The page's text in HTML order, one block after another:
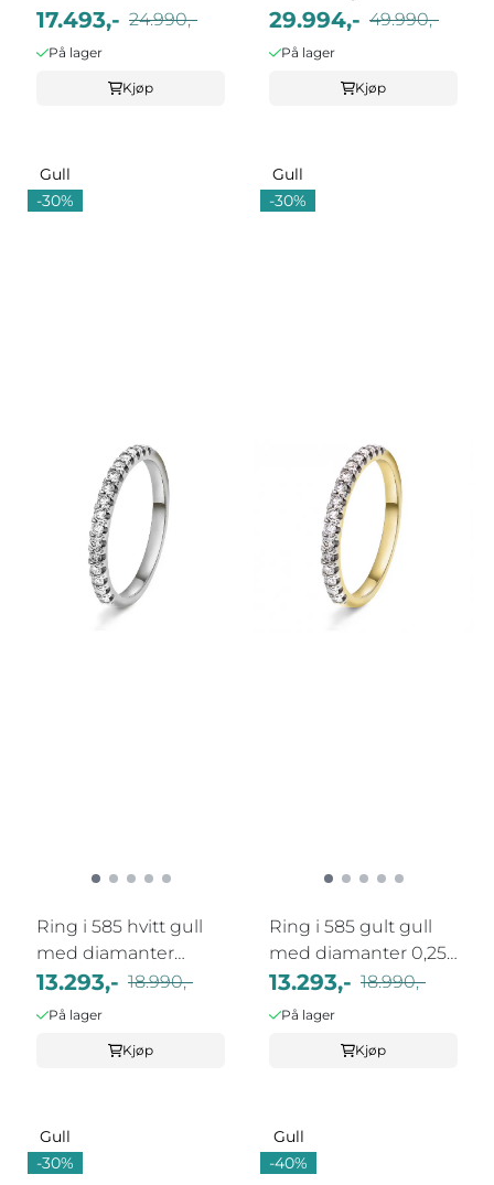
0,50ct WSI
17.493,- 24.990,-
På lager
Kjøp
TWSI
29.994,- 49.990,-
På lager
Kjøp
Gull
-30%
Ring i 585 hvitt gull
med diamanter
0,25ct WSI
13.293,- 18.990,-
På lager
Kjøp
Gull
-30%
Ring i 585 gult gull
med diamanter 0,25
WSI
13.293,- 18.990,-
På lager
Kjøp
Gull
-30%
Gull
-40%